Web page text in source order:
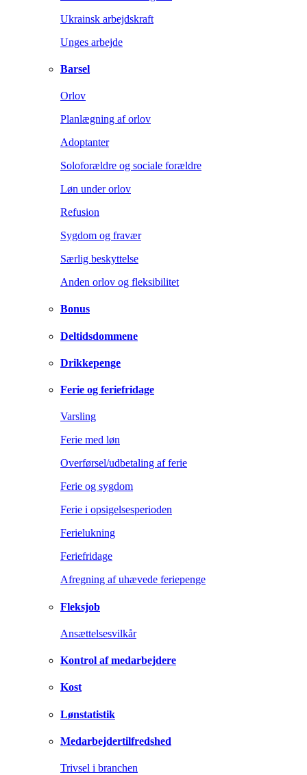
Ukrainsk arbejdskraft
Unges arbejde
Barsel
Orlov
Planlægning af orlov
Adoptanter
Soloforældre og sociale forældre
Løn under orlov
Refusion
Sygdom og fravær
Særlig beskyttelse
Anden orlov og fleksibilitet
Bonus
Deltidsdommene
Drikkepenge
Ferie og feriefridage
Varsling
Ferie med løn
Overførsel/udbetaling af ferie
Ferie og sygdom
Ferie i opsigelsesperioden
Ferielukning
Feriefridage
Afregning af uhævede feriepenge
Fleksjob
Ansættelsesvilkår
Kontrol af medarbejdere
Kost
Lønstatistik
Medarbejdertilfredshed
Trivsel i branchen